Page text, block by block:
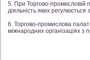
5. При Торгово-промисловій
діяльність яких
6. Торгово-промислова
міжнародних організаціях з